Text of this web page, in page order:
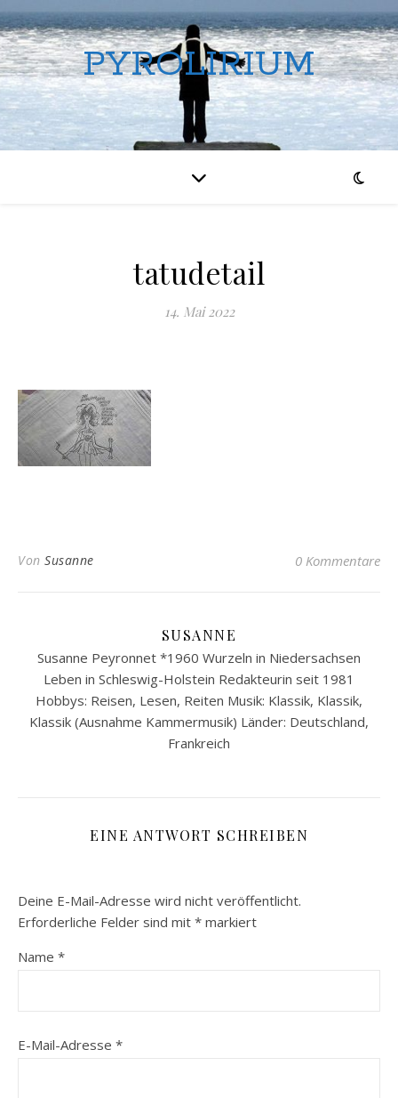
PYROLIRIUM
tatudetail
14. Mai 2022
Von Susanne 0 Kommentare
SUSANNE
Susanne Peyronnet *1960 Wurzeln in Niedersachsen
Leben in Schleswig-Holstein Redakteurin seit 1981
Hobbys: Reisen, Lesen, Reiten Musik: Klassik, Klassik,
Klassik (Ausnahme Kammermusik) Länder: Deutschland,
Frankreich
EINE ANTWORT SCHREIBEN
Deine E-Mail-Adresse wird nicht veröffentlicht.
Erforderliche Felder sind mit * markiert
Name *
E-Mail-Adresse *